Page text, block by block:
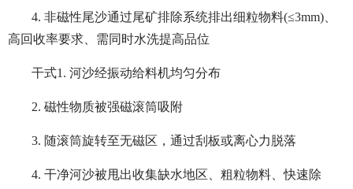
4. 非磁性尾沙通过尾矿排除系统排出细粒物料(≤3mm)、
高回收率要求、需同时水洗提高品位
干式1. 河沙经振动给料机均匀分布
2. 磁性物质被强磁滚筒吸附
3. 随滚筒旋转至无磁区，通过刮板或离心力脱落
4. 干净河沙被甩出收集缺水地区、粗粒物料、快速除